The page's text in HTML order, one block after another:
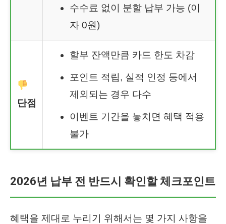
수수료 없이 분할 납부 가능 (이
자 0원)
단점
할부 잔액만큼 카드 한도 차감
포인트 적립, 실적 인정 등에서
제외되는 경우 다수
이벤트 기간을 놓치면 혜택 적용
불가
2026년 납부 전 반드시 확인할 체크포인트
혜택을 제대로 누리기 위해서는 몇 가지 사항을